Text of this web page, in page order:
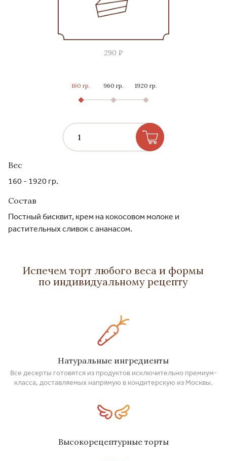
290 ₽
160 гр. 960 гр. 1920 гр.
Вес
160 - 1920 гр.
Состав
Постный бисквит, крем на кокосовом молоке и
растительных сливок с ананасом.
Испечем торт любого веса и формы
по индивидуальному рецепту
Натуральные ингредиенты
Все десерты готовятся из продуктов исключительно премиум-
класса, доставляемых напрямую в кондитерскую из Москвы.
Высокорецептурные торты